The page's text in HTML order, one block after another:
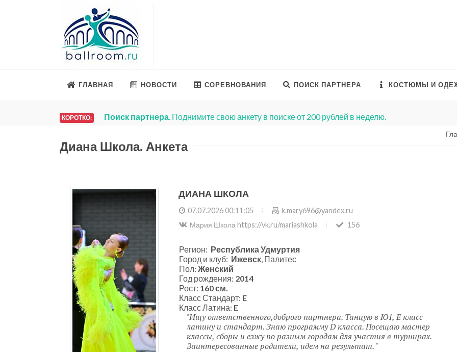
ГЛАВНАЯ НОВОСТИ СОРЕВНОВАНИЯ ПОИСК ПАРТНЕРА КОСТЮМЫ И
КОРОТКО: Поиск партнера. Поднимите свою анкету в поиске от 200 рублей в неделю.
Диана Школа. Анкета
ДИАНА ШКОЛА
07.07.2026 00:11:05
k.mary696@yandex.ru
Мария Школа https://vk.ru/mariashkola
156
Регион: Республика Удмуртия
Город и клуб: Ижевск, Палитес
Пол: Женский
Год рождения: 2014
Рост: 160 см.
Класс Стандарт: E
Класс Латина: E
Ищу ответственного,доброго партнера. Танцую в Ю1, Е класс
латину и стандарт. Знаю программу D класса. Посещаю мастер
классы, сборы и езжу по разным городам для участия в турнирах.
Заинтересованные родители, идем на результат.